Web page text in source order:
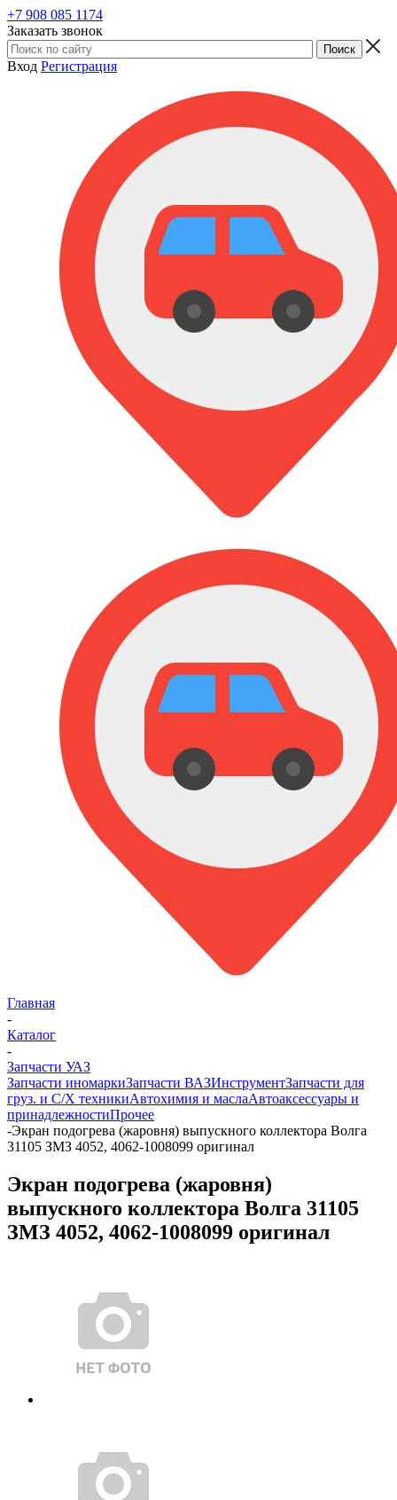
+7 908 085 1174
Заказать звонок
Вход Регистрация
Главная
-
Каталог
-
Запчасти УАЗ
Запчасти иномаркиЗапчасти ВАЗИнструментЗапчасти для
груз. и С/Х техникиАвтохимия и маслаАвтоаксессуары и
принадлежностиПрочее
-Экран подогрева (жаровня) выпускного коллектора Волга
31105 ЗМЗ 4052, 4062-1008099 оригинал
Экран подогрева (жаровня)
выпускного коллектора Волга 31105
ЗМЗ 4052, 4062-1008099 оригинал